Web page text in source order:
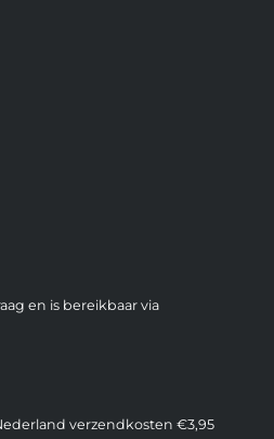
en is bereikbaar via
verzendkosten €3,95